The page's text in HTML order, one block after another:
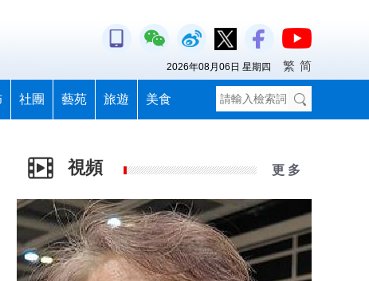
社團 藝苑 旅遊 美食
2026年08月06日 星期四 繁 简
視頻 更 多